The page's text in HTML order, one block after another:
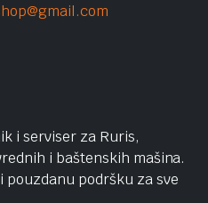
i serviser za Ruris,
i baštenskih mašina.
pouzdanu podršku za sve